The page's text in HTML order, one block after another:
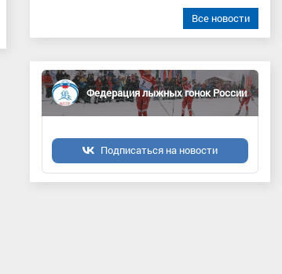
Все новости
Федерация лыжных гонок России
Подписаться на новости